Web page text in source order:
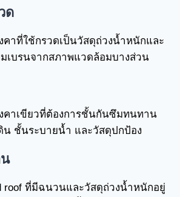
ด
คาที่ใช้กรวดเป็นวัสดุถ่วงน้ำหนักและ
เบรนจากสภาพแวดล้อมบางส่วน
คาเขียวที่ต้องการชั้นกันซึมทนทาน
ชั้นระบายน้ำ และวัสดุปกป้อง
roof ที่มีฉนวนและวัสดุถ่วงน้ำหนักอยู่